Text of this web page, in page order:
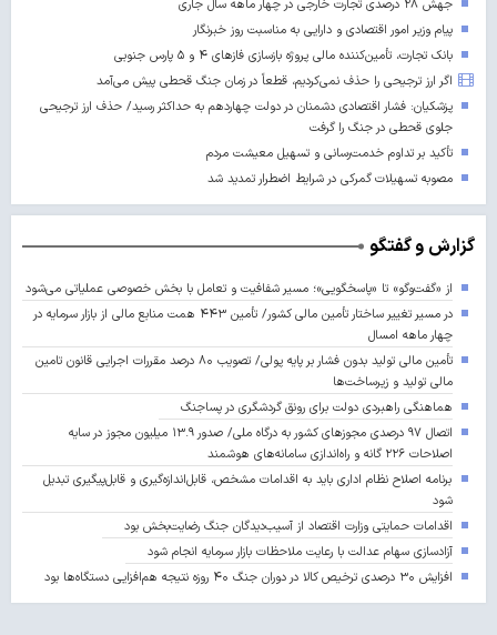
جهش ۲۸ درصدی تجارت خارجی در چهار ماهه سال جاری
پیام وزیر امور اقتصادی و دارایی به مناسبت روز خبرنگار
بانک تجارت، تأمین‌کننده مالی پروژه بازسازی فازهای ۴ و ۵ پارس جنوبی
اگر ارز ترجیحی را حذف نمی‌کردیم، قطعاً در زمان جنگ قحطی پیش می‌آمد
پزشکیان: فشار اقتصادی دشمنان در دولت چهاردهم به حداکثر رسید/ حذف ارز ترجیحی
جلوی قحطی در جنگ را گرفت
تأکید بر تداوم خدمت‌رسانی و تسهیل معیشت مردم
مصوبه تسهیلات گمرکی در شرایط اضطرار تمدید شد
گزارش و گفتگو
از «گفت‌وگو» تا «پاسخگویی»؛ مسیر شفافیت و تعامل با بخش خصوصی عملیاتی می‌شود
در مسیر تغییر ساختار تأمین مالی کشور/ تأمین ۴۴۳ همت منابع مالی از بازار سرمایه در
چهار ماهه امسال
تأمین مالی تولید بدون فشار بر پایه پولی/ تصویب ۸۰ درصد مقررات اجرایی قانون تامین
مالی تولید و زیرساخت‌ها
هماهنگی راهبردی دولت برای رونق گردشگری در پساجنگ
اتصال ۹۷ درصدی مجوزهای کشور به درگاه ملی/ صدور ۱۳.۹ میلیون مجوز در سایه
اصلاحات ۲۲۶ گانه و راه‌اندازی سامانه‌های هوشمند
برنامه اصلاح نظام اداری باید به اقدامات مشخص، قابل‌اندازه‌گیری و قابل‌پیگیری تبدیل
شود
اقدامات حمایتی وزارت اقتصاد از آسیب‌دیدگان جنگ رضایت‌بخش بود
آزادسازی سهام عدالت با رعایت ملاحظات بازار سرمایه انجام شود
افزایش ۳۰ درصدی ترخیص کالا در دوران جنگ ۴۰ روزه نتیجه هم‌افزایی دستگاه‌ها بود